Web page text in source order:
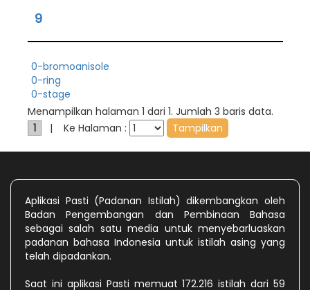
9
0-bromoanisole
0-ring
0-stage
Menampilkan halaman 1 dari 1. Jumlah 3 baris data.
1
| Ke Halaman :
Aplikasi Pasti (Padanan Istilah) dikembangkan oleh
Badan Pengembangan dan Pembinaan Bahasa
sebagai salah satu media untuk menyebarluaskan
padanan bahasa Indonesia untuk istilah asing yang
telah dipadankan.
Saat ini aplikasi Pasti memuat 172.216 istilah dari 59